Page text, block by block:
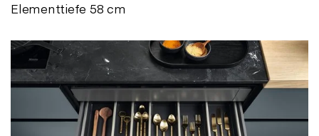
Elementtiefe 58 cm